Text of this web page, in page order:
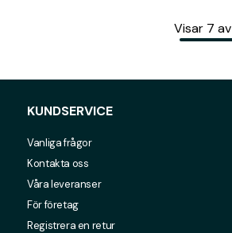
Visar 7 av
KUNDSERVICE
Vanliga frågor
Kontakta oss
Våra leveranser
För företag
Registrera en retur